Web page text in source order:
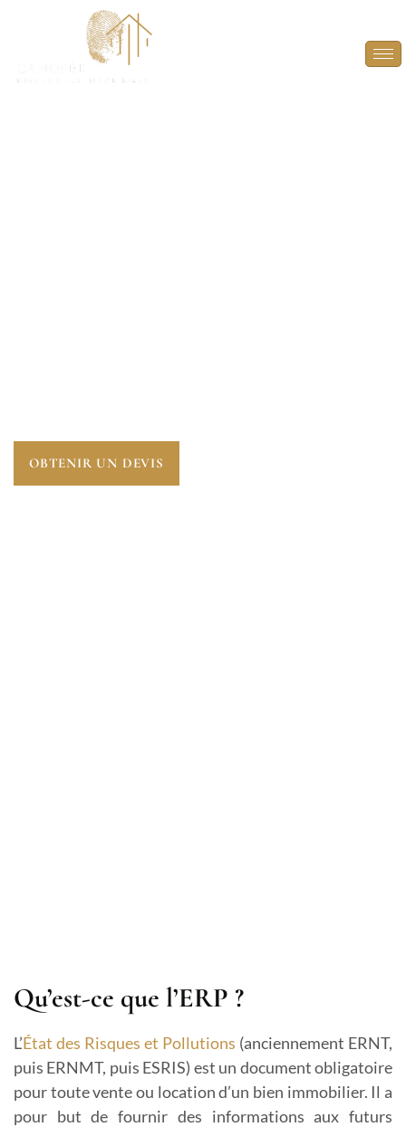
OBTENIR UN DEVIS
Qu’est-ce que l’ERP ?
L’État des Risques et Pollutions (anciennement ERNT,
puis ERNMT, puis ESRIS) est un document obligatoire
pour toute vente ou location d’un bien immobilier. Il a
pour but de fournir des informations aux futurs